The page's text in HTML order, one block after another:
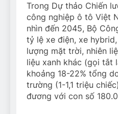
Trong Dự thảo Chiến
công nghiệp ô tô Việt
nhìn đến 2045, Bộ
tỷ lệ xe điện, xe
lượng mặt trời, nhiên
liệu xanh khác (gọi tắt
khoảng 18-22% tổng
trường (1-1,1 triệu
đương với con số